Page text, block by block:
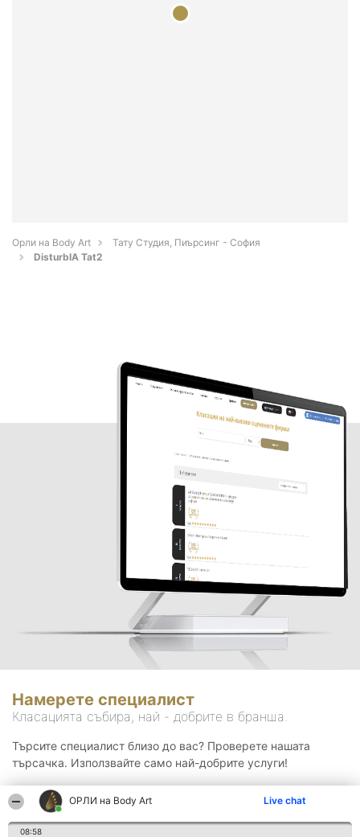
ОРЛИ на Body Art Live chat
08:58
Орли на Body Art
Тату Студия, Пиърсинг - София
DisturbIA Tat2
Намерете специалист
Класацията събира, най - добрите в бранша.
Търсите специалист близо до вас? Проверете нашата
търсачка. Използвайте само най-добрите услуги!